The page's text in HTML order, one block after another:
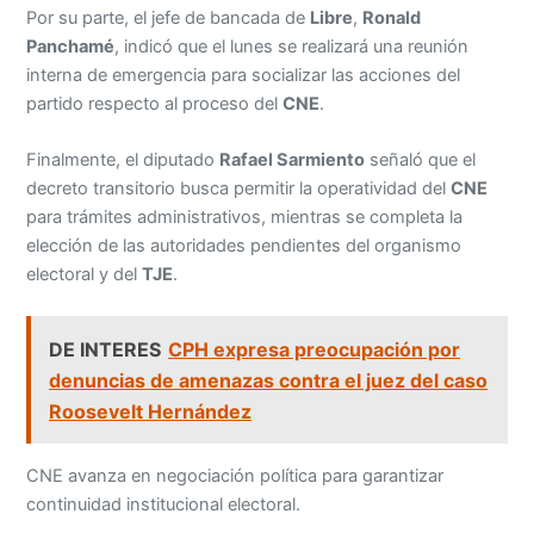
Por su parte, el jefe de bancada de Libre, Ronald
Panchamé, indicó que el lunes se realizará una reunión
interna de emergencia para socializar las acciones del
partido respecto al proceso delCNE.
Finalmente, el diputado Rafael Sarmiento señaló que el
decreto transitorio busca permitir la operatividad delCNE
para trámites administrativos, mientras se completa la
elección de las autoridades pendientes del organismo
electoral y delTJE.
DE INTERES CPH expresa preocupación por
denuncias de amenazas contra el juez del caso
Roosevelt Hernández
CNE avanza en negociación política para garantizar
continuidad institucional electoral.